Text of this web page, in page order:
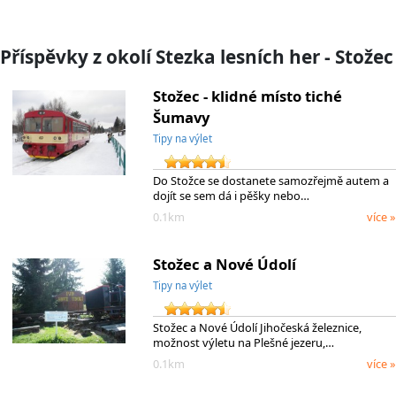
Příspěvky z okolí Stezka lesních her - Stožec
Stožec - klidné místo tiché
Šumavy
Tipy na výlet
Do Stožce se dostanete samozřejmě autem a
dojít se sem dá i pěšky nebo…
0.1km
více »
Stožec a Nové Údolí
Tipy na výlet
Stožec a Nové Údolí Jihočeská železnice,
možnost výletu na Plešné jezeru,…
0.1km
více »